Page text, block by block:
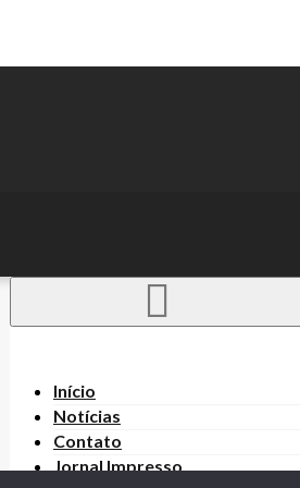
Início
Notícias
Contato
Jornal Impresso